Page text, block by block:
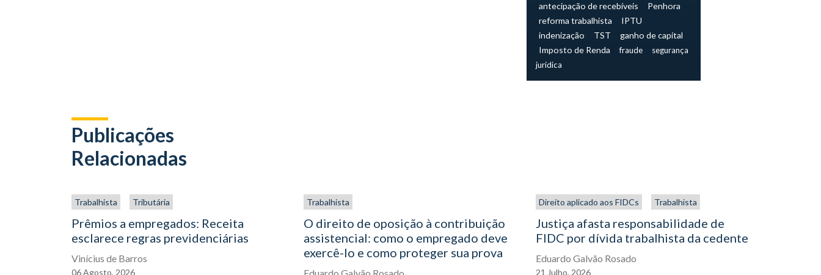
antecipação de recebíveis
Penhora
reforma trabalhista
IPTU
indenização
TST
ganho de capital
Imposto de Renda
fraude
segurança
jurídica
Publicações
Relacionadas
Trabalhista Tributária
Prêmios a empregados: Receita
esclarece regras previdenciárias
Vinícius de Barros
06Agosto, 2026
Trabalhista
O direito de oposição à contribuição
assistencial: como o empregado deve
exercê-lo e como proteger sua prova
Direito aplicado aos FIDCs Trabalhista
Justiça afasta responsabilidade de
FIDC por dívida trabalhista da cedente
Eduardo Galvão Rosado
21 Julho, 2026